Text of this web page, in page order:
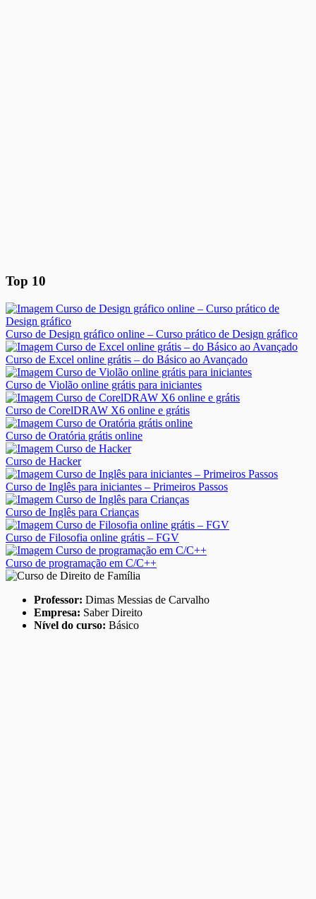
Top 10
Curso de Design gráfico online – Curso prático de Design gráfico
Curso de Excel online grátis – do Básico ao Avançado
Curso de Violão online grátis para iniciantes
Curso de CorelDRAW X6 online e grátis
Curso de Oratória grátis online
Curso de Hacker
Curso de Inglês para iniciantes – Primeiros Passos
Curso de Inglês para Crianças
Curso de Filosofia online grátis – FGV
Curso de programação em C/C++
Professor: Dimas Messias de Carvalho
Empresa: Saber Direito
Nível do curso: Básico